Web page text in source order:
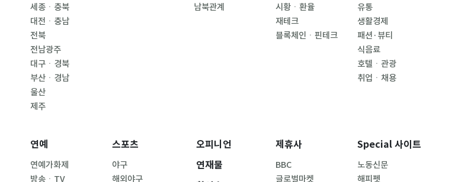
세종ㆍ충북
대전ㆍ충남
전북
전남광주
대구ㆍ경북
부산ㆍ경남
울산
제주
남북관계
시황ㆍ환율
재테크
블록체인ㆍ핀테크
유통
생활경제
패션·뷰티
식음료
호텔ㆍ관광
취업ㆍ채용
연예
연예가화제
방송ㆍTV
스포츠
야구
해외야구
오피니언
연재물
제휴사
BBC
글로벌마켓
Special 사이트
노동신문
해피펫